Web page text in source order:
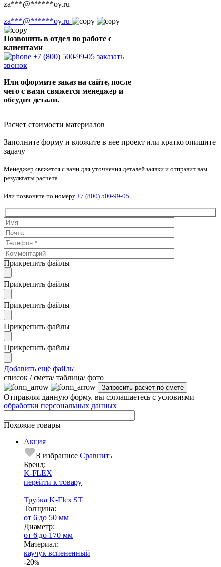
za***@******oy.ru
za***@******oy.ru
Позвонить в отдел по работе с
клиентами
+7 (800) 500-99-05 заказать
звонок
Или оформите заказ на сайте, после
чего с вами свяжется менеджер и
обсудит детали.
Расчет стоимости материалов
Заполните форму и вложите в нее проект или кратко опишите
задачу
Менеджер свяжется с вами для уточнения деталей заявки и отправит вам
результаты расчета
Или позвоните по номеру +7 (800) 500-99-05
Прикрепить файлы
Прикрепить файлы
Прикрепить файлы
Прикрепить файлы
Прикрепить файлы
Добавить ещё файлы
cписок / смета/ таблица/ фото
Отправляя данную форму, вы соглашаетесь с условиями
обработки персональных данных
Похожие товары
Акция
В избранное Сравнить
Бренд:
K-FLEX
перейти к товару
Трубка K-Flex ST
Тол­щи­на:
от 6 до 50 мм
Диаметр:
от 6 до 170 мм
Ма­­те­­ри­­ал:
каучук вспененный
-20%